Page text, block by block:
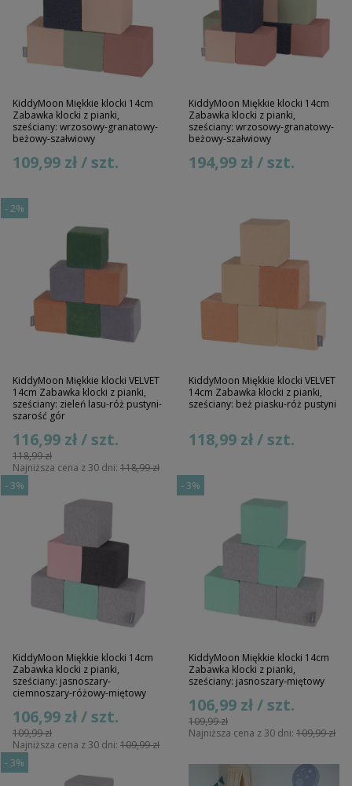
KiddyMoon Miękkie klocki 14cm
Zabawka klocki z pianki,
sześciany: wrzosowy-granatowy-
beżowy-szałwiowy
109,99 zł / szt.
KiddyMoon Miękkie klocki 14cm
Zabawka klocki z pianki,
sześciany: wrzosowy-granatowy-
beżowy-szałwiowy
194,99 zł / szt.
-2%
KiddyMoon Miękkie klocki VELVET
14cm Zabawka klocki z pianki,
sześciany: zieleń lasu-róż pustyni-
szarość gór
118,99 zł
116,99 zł / szt.
Najniższa cena z 30 dni: 118,99 zł
KiddyMoon Miękkie klocki VELVET
14cm Zabawka klocki z pianki,
sześciany: beż piasku-róż pustyni
118,99 zł / szt.
- 3%
KiddyMoon Miękkie klocki 14cm
Zabawka klocki z pianki,
sześciany: jasnoszary-
ciemnoszary-różowy-miętowy
109,99 zł
106,99 zł / szt.
Najniższa cena z 30 dni: 109,99 zł
- 3%
KiddyMoon Miękkie klocki 14cm
Zabawka klocki z pianki,
sześciany: jasnoszary-miętowy
109,99 zł
106,99 zł / szt.
Najniższa cena z 30 dni: 109,99 zł
- 3%